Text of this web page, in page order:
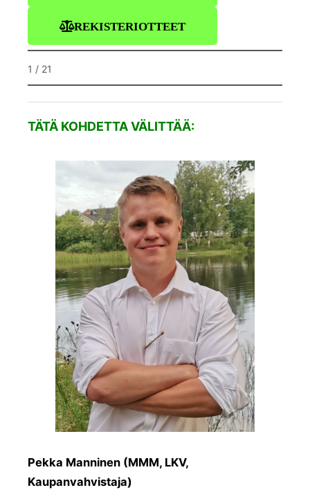
REKISTERIOTTEET
Kuvio 1
1 / 21
TÄTÄ KOHDETTA VÄLITTÄÄ:
Pekka Manninen (MMM, LKV,
Kaupanvahvistaja)